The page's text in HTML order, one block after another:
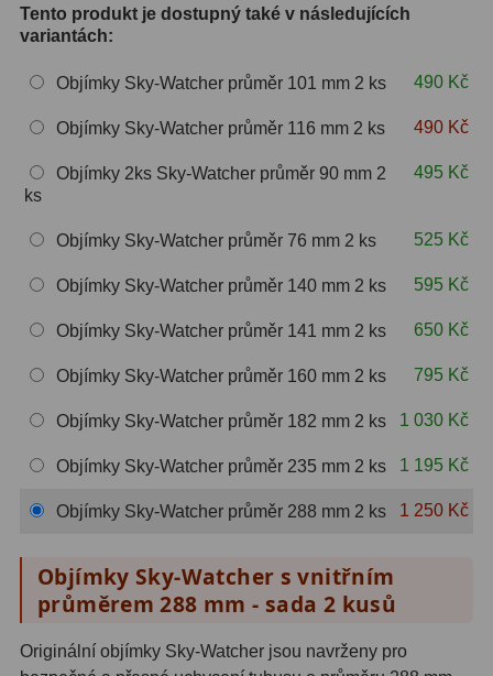
Sluneční44
Hβ
SII2
Planetární6
Proti světelnému znečištění6
Barevné66
AstroFoto284
Planetární kamery
Guiding kamery14
T-kroužky
Adaptéry projekční 11
Tento produkt je dostupný také v následujících
variantách:
Objímky Sky-Watcher průměr 101 mm 2 ks 490 Kč
Objímky Sky-Watcher průměr 116 mm 2 ks 490 Kč
Objímky 2ks Sky-Watcher průměr 90 mm 2
ks
495 Kč
Objímky Sky-Watcher průměr 76 mm 2 ks 525 Kč
Objímky Sky-Watcher průměr 140 mm 2 ks 595 Kč
Objímky Sky-Watcher průměr 141 mm 2 ks 650 Kč
Objímky Sky-Watcher průměr 160 mm 2 ks 795 Kč
Objímky Sky-Watcher průměr 182 mm 2 ks 1 030 Kč
Objímky Sky-Watcher průměr 235 mm 2 ks 1 195 Kč
Objímky Sky-Watcher průměr 288 mm 2 ks 1 250 Kč
Objímky Sky-Watcher s vnitřním
průměrem 288 mm - sada 2 kusů
Originální objímky Sky-Watcher jsou navrženy pro